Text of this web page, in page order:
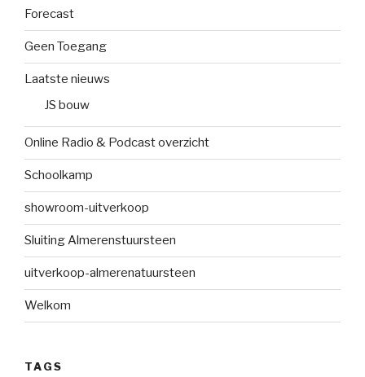
Forecast
Geen Toegang
Laatste nieuws
JS bouw
Online Radio & Podcast overzicht
Schoolkamp
showroom-uitverkoop
Sluiting Almerenstuursteen
uitverkoop-almerenatuursteen
Welkom
TAGS